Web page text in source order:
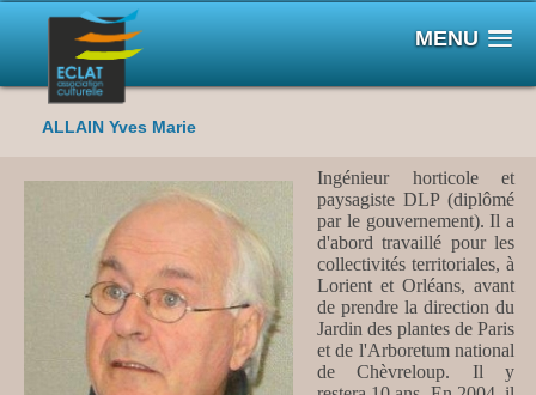
MENU
ALLAIN Yves Marie
Ingénieur horticole et
paysagiste DLP (diplômé
par le gouvernement). Il a
d'abord travaillé pour les
collectivités territoriales, à
Lorient et Orléans, avant
de prendre la direction du
Jardin des plantes de Paris
et de l'Arboretum national
de Chèvreloup. Il y